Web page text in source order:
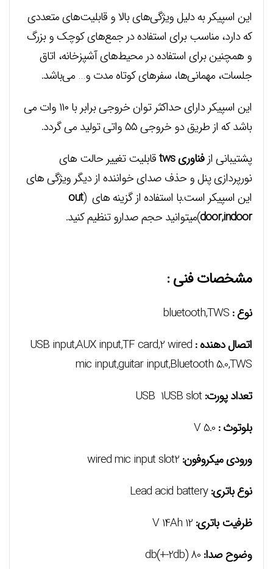
این اسپیکر به دلیل ویژگی‌های بالا و قابلیت‌های متعددی
که دارد، مناسب برای استفاده در جمع‌های کوچک و بزرگ
و همچنین برای استفاده در محیط‌های آشپزخانه، اتاق
جلسات، مهمانی‌ها، سفرهای کوتاه مدت و… می‌باشد.
این اسپیکر دارای حداکثر توان خروجی برابر با ۱۱۰ وات می
باشد که از طریق دو خروجی ۵۵ واتی تولید می گردد.
پشتیبانی ازفناوری tws
قابلیت تغییر حالت های
نورپردازی پنل و حذف صدای خواننده از دیگر ویژگی های
این اسپیکر است.با استفاده از گزینه های (out
door,indoor)میتوانید حجم صدارو تنظیم کنید.
مشخصات فنی :
نوع :
اتصال دهنده : USB input,AUX input,TF card,2 wired
mic input,guitar input,Bluetooth 5.0,TWS
تعداد پورت:USB 1USB slot
بلوتوث :
ورودی میکروفون:
نوع باتری:Lead acid battery
ظرفیت باتری:
وضوح صدا: